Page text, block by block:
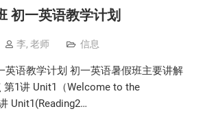
初一英语教学计划
李, 老师 信息
英语教学计划 初一英语暑假班主要讲解
第1讲 Unit1（Welcome to the
Unit1(Reading2…